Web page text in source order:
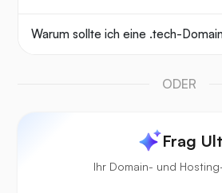
Warum sollte ich eine .tech-
ODER
Frag
Ihr Domain- und